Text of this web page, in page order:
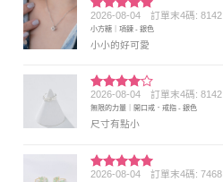
評分5滿
分 5
2026-08-04 訂單末4碼: 8142
小方糖｜項鍊 - 銀色
小小的好可愛
評分4
滿分 5
2026-08-04 訂單末4碼: 8142
無限的力量｜開口戒．戒指 - 銀色
尺寸有點小
評分5 滿
2026-08-04 訂單末4碼: 7468